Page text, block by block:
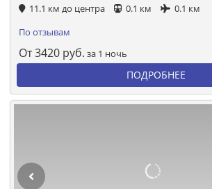
11.1 км до центра 0.1 км
0.1 км
По отзывам
От3420 руб. за 1 ночь
ПОДРОБНЕЕ